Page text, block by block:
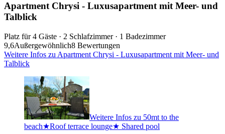
Apartment Chrysi - Luxusapartment mit Meer- und
Talblick
Platz für 4 Gäste · 2 Schlafzimmer · 1 Badezimmer
9,6Außergewöhnlich8 Bewertungen
Weitere Infos zu Apartment Chrysi - Luxusapartment mit Meer- und
Talblick
Weitere Infos zu 50mt to the
beach★Roof terrace lounge★ Shared pool